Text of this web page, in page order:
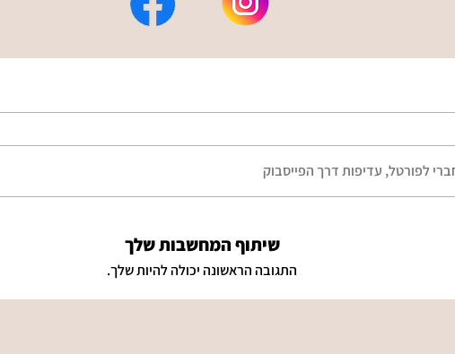
לפורטל, עדיפות דרך הפייסבוק
שיתוף המחשבות שלך
התגובה הראשונה יכולה להיות שלך.